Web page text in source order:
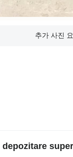
추가 사진